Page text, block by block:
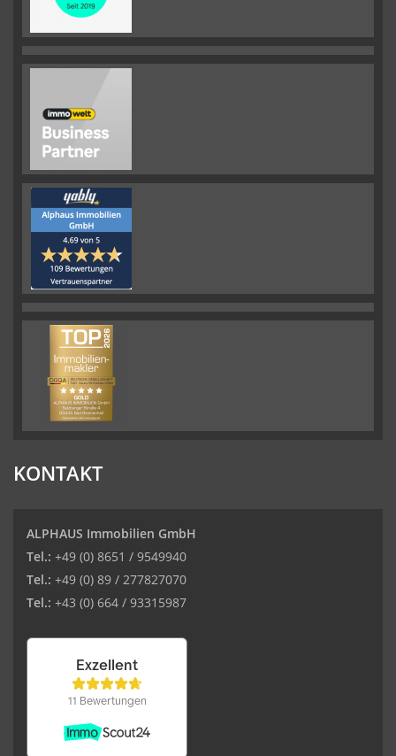
KONTAKT
ALPHAUS Immobilien GmbH
Tel.: +49 (0) 8651 / 9549940
Tel.: +49 (0) 89 / 277827070
Tel.: +43 (0) 664 / 93315987